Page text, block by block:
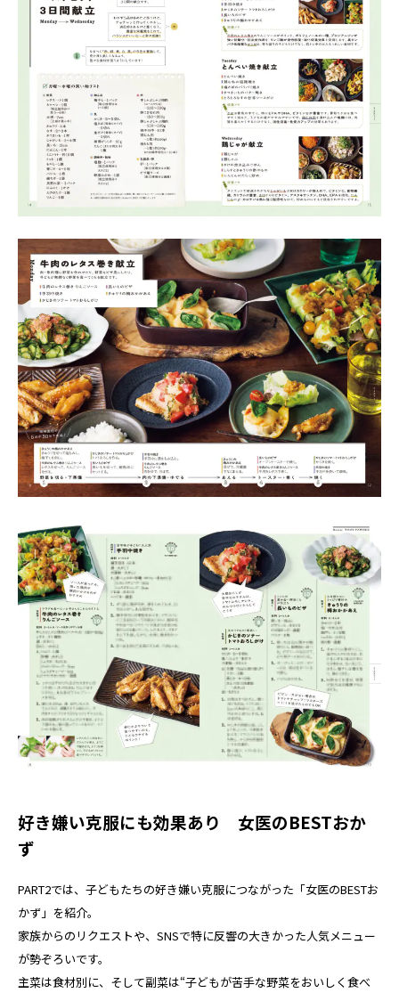
好き嫌い克服にも効果あり 女医のBESTおか
ず
PART2では、子どもたちの好き嫌い克服につながった「女医のBESTお
かず」を紹介。
家族からのリクエストや、SNSで特に反響の大きかった人気メニュー
が勢ぞろいです。
主菜は食材別に、そして副菜は“子どもが苦手な野菜をおいしく食べ